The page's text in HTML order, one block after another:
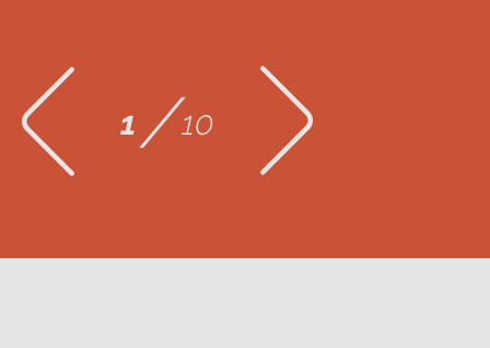
1/10